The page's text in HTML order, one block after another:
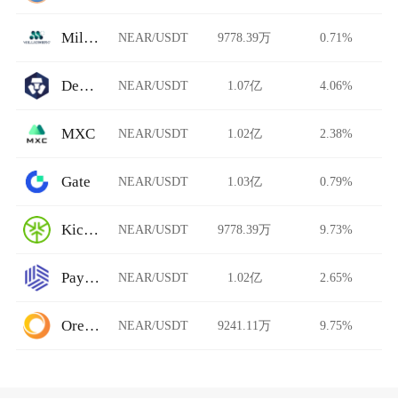
Millionero NEAR/USDT 9778.39万 0.71%
DeFi Swap NEAR/USDT 1.07亿 4.06%
MXC NEAR/USDT 1.02亿 2.38%
Gate NEAR/USDT 1.03亿 0.79%
KickEX NEAR/USDT 9778.39万 9.73%
Paymium NEAR/USDT 1.02亿 2.65%
Ore.Bz NEAR/USDT 9241.11万 9.75%